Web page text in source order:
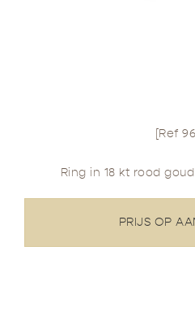
[Ref
Ring in 18 kt rood
PRIJS OP